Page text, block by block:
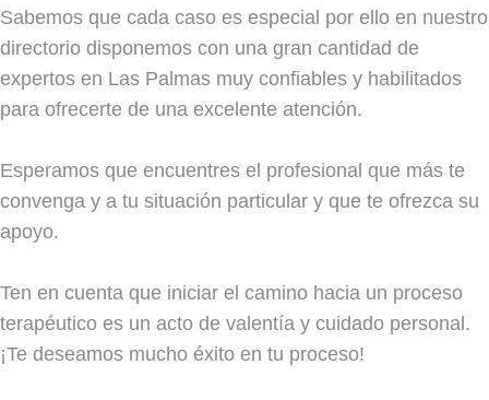
Sabemos que cada caso es especial por ello en nuestro
directorio disponemos con una gran cantidad de
expertos en Las Palmas muy confiables y habilitados
para ofrecerte de una excelente atención.
Esperamos que encuentres el profesional que más te
convenga y a tu situación particular y que te ofrezca su
apoyo.
Ten en cuenta que iniciar el camino hacia un proceso
terapéutico es un acto de valentía y cuidado personal.
¡Te deseamos mucho éxito en tu proceso!